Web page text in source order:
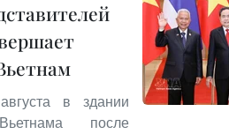
в здании
после